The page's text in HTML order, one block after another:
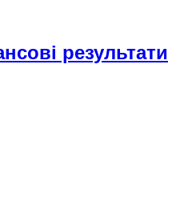
результати